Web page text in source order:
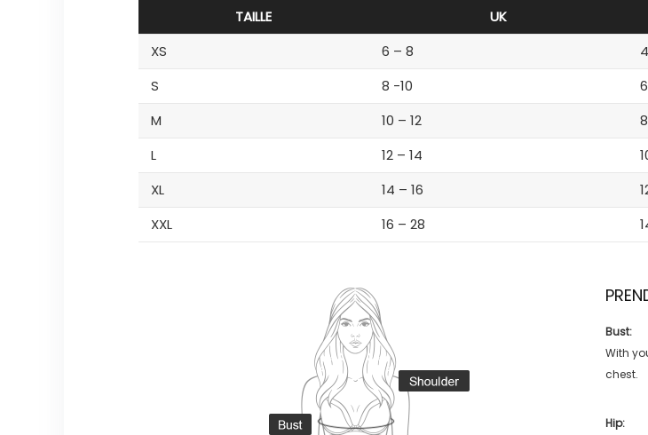
TAILLE UK
XS
6 – 8 4
S
8 -10 6
M
10 – 12 8
L
12 – 14
XL
14 – 16
XXL
16 – 28
Bust:
With
chest.
Hip: